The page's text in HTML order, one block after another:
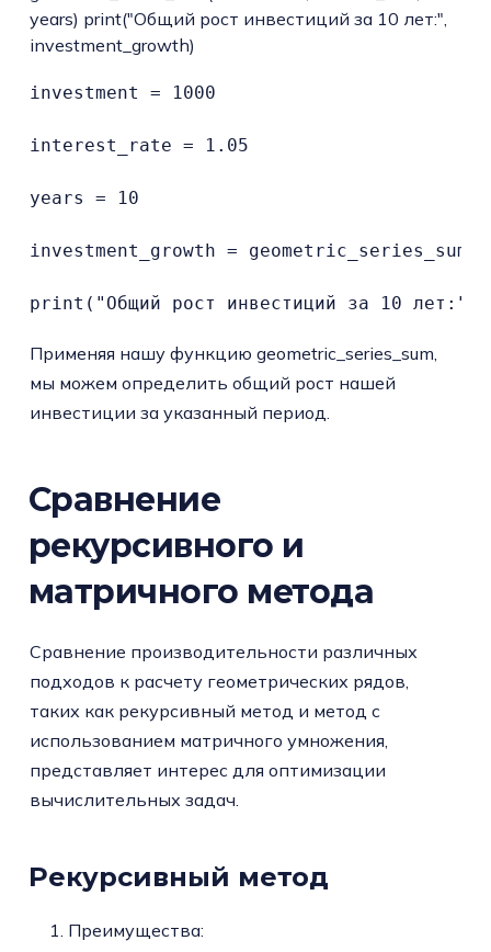
years) print("Общий рост инвестиций за 10 лет:",
investment_growth)
investment = 1000
interest_rate = 1.05
years = 10
investment_growth =
print("Общий рост инвестиций за 10 лет:",
Применяя нашу функцию geometric_series_sum,
мы можем определить общий рост нашей
инвестиции за указанный период.
Сравнение
рекурсивного и
матричного метода
Сравнение производительности различных
подходов к расчету геометрических рядов,
таких как рекурсивный метод и метод с
использованием матричного умножения,
представляет интерес для оптимизации
вычислительных задач.
Рекурсивный метод
Преимущества: